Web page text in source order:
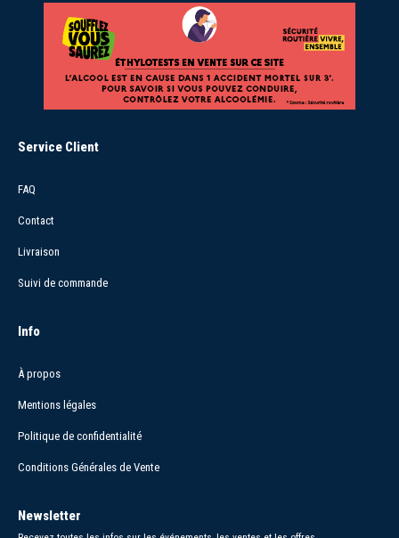
Service Client
FAQ
Contact
Livraison
Suivi de commande
Info
À propos
Mentions légales
Politique de confidentialité
Conditions Générales de Vente
Newsletter